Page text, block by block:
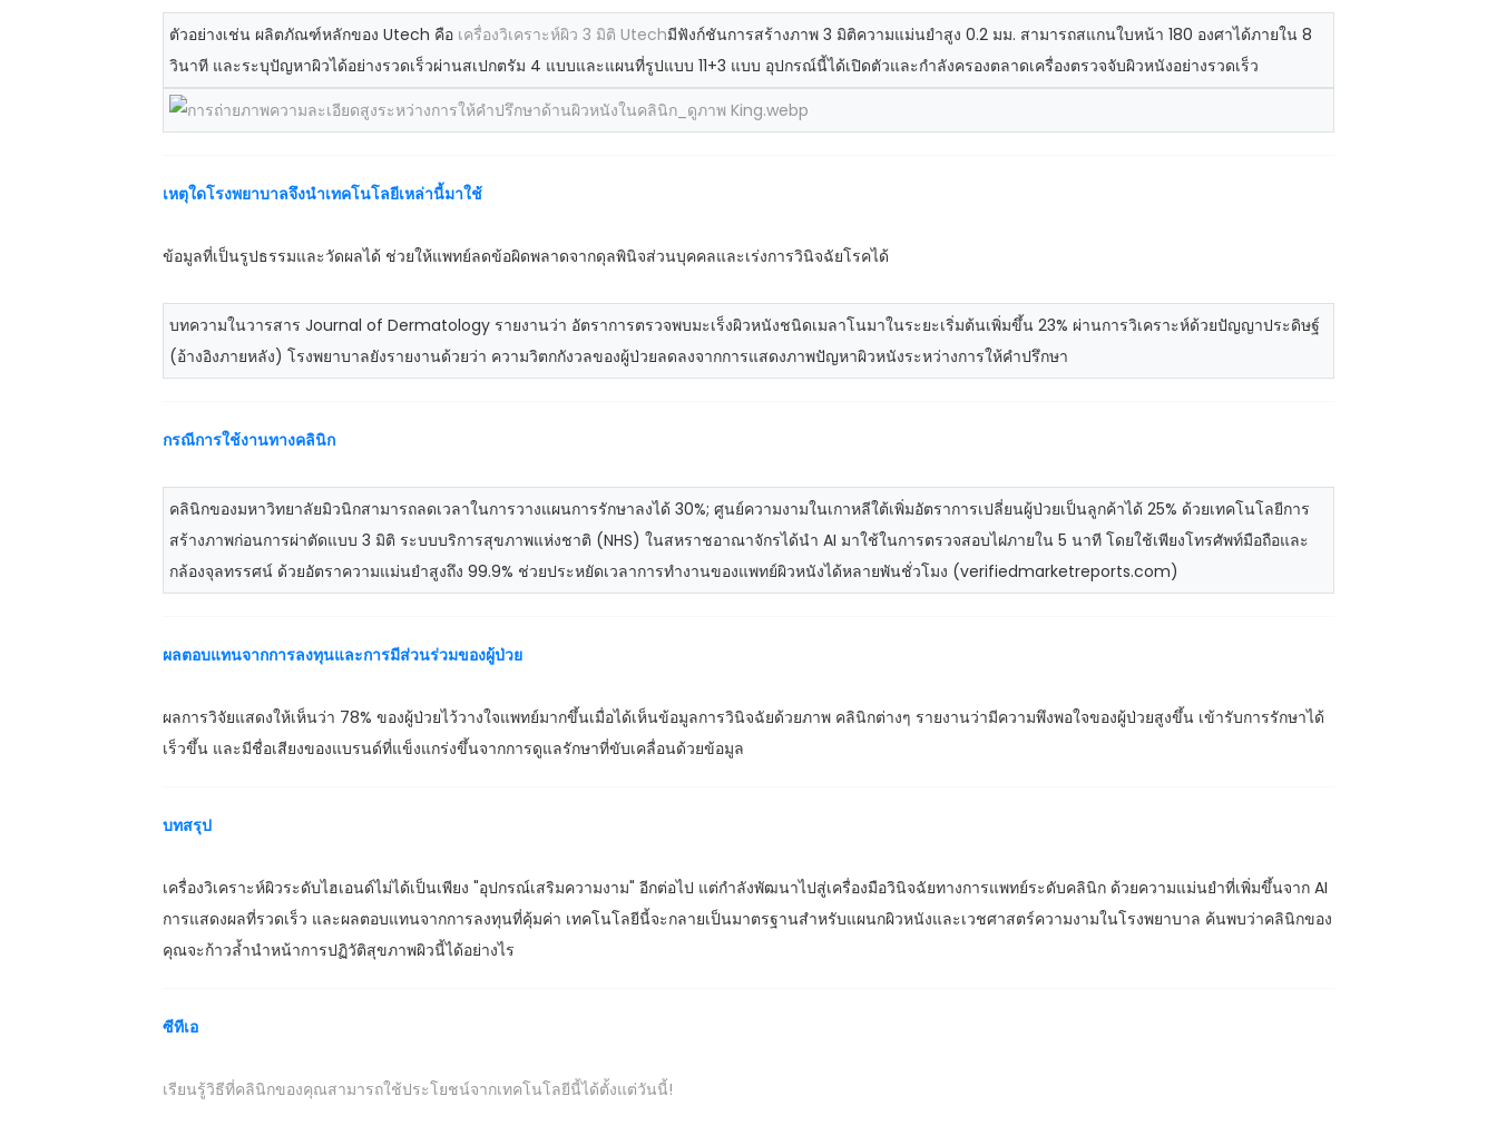
ตัวอย่างเช่น ผลิตภัณฑ์หลักของ Utech คือ เครื่องวิเคราะห์ผิว 3 มิติ Utechมีฟังก์ชันการสร้างภาพ 3 มิติความแม่นยำสูง 0.2 มม. สามารถสแกนใบหน้า 180 องศาได้ภายใน 8
วินาที และระบุปัญหาผิวได้อย่างรวดเร็วผ่านสเปกตรัม 4 แบบและแผนที่รูปแบบ 11+3 แบบ อุปกรณ์นี้ได้เปิดตัวและกำลังครองตลาดเครื่องตรวจจับผิวหนังอย่างรวดเร็ว
เหตุใดโรงพยาบาลจึงนำเทคโนโลยีเหล่านี้มาใช้
ข้อมูลที่เป็นรูปธรรมและวัดผลได้ ช่วยให้แพทย์ลดข้อผิดพลาดจากดุลพินิจส่วนบุคคลและเร่งการวินิจฉัยโรคได้
บทความในวารสาร Journal of Dermatology รายงานว่า อัตราการตรวจพบมะเร็งผิวหนังชนิดเมลาโนมาในระยะเริ่มต้นเพิ่มขึ้น 23% ผ่านการวิเคราะห์ด้วยปัญญาประดิษฐ์
(อ้างอิงภายหลัง) โรงพยาบาลยังรายงานด้วยว่า ความวิตกกังวลของผู้ป่วยลดลงจากการแสดงภาพปัญหาผิวหนังระหว่างการให้คำปรึกษา
กรณีการใช้งานทางคลินิก
คลินิกของมหาวิทยาลัยมิวนิกสามารถลดเวลาในการวางแผนการรักษาลงได้ 30%; ศูนย์ความงามในเกาหลีใต้เพิ่มอัตราการเปลี่ยนผู้ป่วยเป็นลูกค้าได้ 25% ด้วยเทคโนโลยีการ
สร้างภาพก่อนการผ่าตัดแบบ 3 มิติ ระบบบริการสุขภาพแห่งชาติ (NHS) ในสหราชอาณาจักรได้นำ AI มาใช้ในการตรวจสอบไฝภายใน 5 นาที โดยใช้เพียงโทรศัพท์มือถือและ
กล้องจุลทรรศน์ ด้วยอัตราความแม่นยำสูงถึง 99.9% ช่วยประหยัดเวลาการทำงานของแพทย์ผิวหนังได้หลายพันชั่วโมง (verifiedmarketreports.com)
ผลตอบแทนจากการลงทุนและการมีส่วนร่วมของผู้ป่วย
ผลการวิจัยแสดงให้เห็นว่า 78% ของผู้ป่วยไว้วางใจแพทย์มากขึ้นเมื่อได้เห็นข้อมูลการวินิจฉัยด้วยภาพ คลินิกต่างๆ รายงานว่ามีความพึงพอใจของผู้ป่วยสูงขึ้น เข้ารับการรักษาได้
เร็วขึ้น และมีชื่อเสียงของแบรนด์ที่แข็งแกร่งขึ้นจากการดูแลรักษาที่ขับเคลื่อนด้วยข้อมูล
บทสรุป
เครื่องวิเคราะห์ผิวระดับไฮเอนด์ไม่ได้เป็นเพียง "อุปกรณ์เสริมความงาม" อีกต่อไป แต่กำลังพัฒนาไปสู่เครื่องมือวินิจฉัยทางการแพทย์ระดับคลินิก ด้วยความแม่นยำที่เพิ่มขึ้นจาก AI
การแสดงผลที่รวดเร็ว และผลตอบแทนจากการลงทุนที่คุ้มค่า เทคโนโลยีนี้จะกลายเป็นมาตรฐานสำหรับแผนกผิวหนังและเวชศาสตร์ความงามในโรงพยาบาล ค้นพบว่าคลินิกของ
คุณจะก้าวล้ำนำหน้าการปฏิวัติสุขภาพผิวนี้ได้อย่างไร
ซีทีเอ
เรียนรู้วิธีที่คลินิกของคุณสามารถใช้ประโยชน์จากเทคโนโลยีนี้ได้ตั้งแต่วันนี้!